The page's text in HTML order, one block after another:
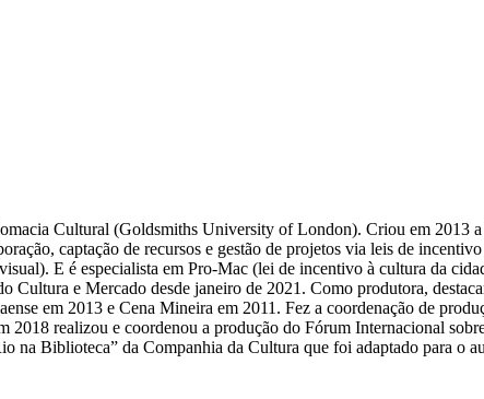
Cultural (Goldsmiths University ofLondon). Criou em 2013 a
captação de recursos e gestão de projetos via leis de
E é especialista em Pro-Mac (lei de incentivo à cultura da
Cultura e Mercado desde janeiro de 2021. Como produtora,
em 2013 e Cena Mineira em 2011. Fez a coordenação de
realizou e coordenou a produção do Fórum Internacional
na Biblioteca” da Companhia da Cultura que foi adaptado para o